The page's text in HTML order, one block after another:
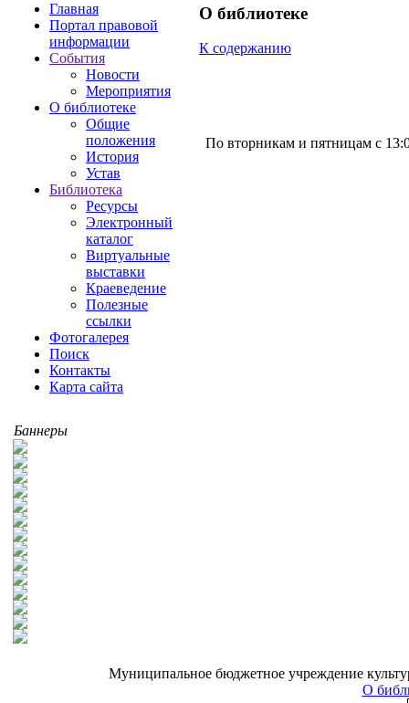
Главная
Портал правовой
информации
События
Новости
Мероприятия
О библиотеке
Общие
положения
История
Устав
Библиотека
Ресурсы
Электронный
каталог
Виртуальные
выставки
Краеведение
Полезные
ссылки
Фотогалерея
Поиск
Контакты
Карта сайта
Баннеры
О библиотеке
К содержанию
По вторникам и пятницам с
Муниципальное бюджетное учреждение
О